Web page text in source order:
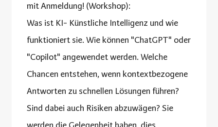
mit Anmeldung! (Workshop):
Was ist KI- Künstliche Intelligenz und wie
funktioniert sie. Wie können "ChatGPT" oder
"Copilot" angewendet werden. Welche
Chancen entstehen, wenn kontextbezogene
Antworten zu schnellen Lösungen führen?
Sind dabei auch Risiken abzuwägen? Sie